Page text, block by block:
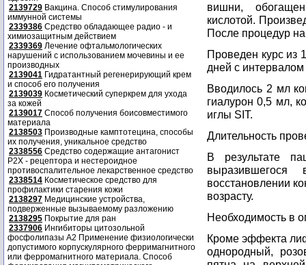
2139729 Вакцина. Способ стимулирования
иммунной системы
2339386 Средство обладающее радио - и
химиозащитным действием
2339369 Лечение офтальмологических
нарушений с использованием мочевины и ее
производных
2139041 Гидратантный регенерирующий крем
и способ его получения
2139039 Косметический суперкрем для ухода
за кожей
2139017 Способ получения боисовместимого
материала
2138503 Производные камптотецина, способы
их получения, уникальное средство
2338556 Средство содержащие антагонист
Р2Х - рецептора и нестероидное
противоспалительное лекарственное средство
2338514 Косметическое средство для
профилактики старения кожи
2138297 Медицинские устройства,
подверженные вызываемому разложению
2138295 Покрытие для ран
2337906 Ингибиторы цитозольной
фосфолипазы А2 Применение физиологически
допустимого корпускулярного ферримагнитного
или ферромагнитного материала. Способ
вишни,
кислотой.
После процедур
Проведен курс из
дней с интервалом
Вводилось 2 мл
гиалурон 0,5 мл,
иглы SIT.
Длительность
В результате
восстановлении
возрасту.
Необходимость в
Кроме эффекта
однородный,